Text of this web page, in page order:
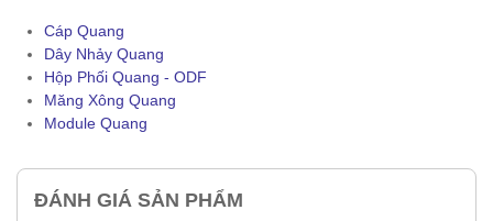
Cáp Quang
Dây Nhảy Quang
Hộp Phối Quang - ODF
Măng Xông Quang
Module Quang
ĐÁNH GIÁ SẢN PHẨM